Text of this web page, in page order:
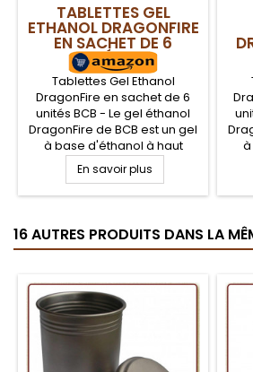
TABLETTES GEL
ETHANOL DRAGONFIRE
EN SACHET DE 6
UNITÉS BCB
Tablettes Gel Ethanol
DragonFire en sachet de 6
unités BCB - Le gel éthanol
DragonFire de BCB est un gel
à base d'éthanol à haut
pouvoir énergétique et non
toxique. En sachet de 6
tablettes de 27 g avec
tant qu'allume feu ou bien
combustible pour votre
En savoir plus
16 AUTRES PRODUITS DANS LA